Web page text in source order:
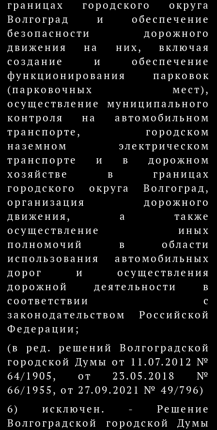
границах городского округа
Волгоград и обеспечение
безопасности дорожного
движения на них, включая
создание и обеспечение
функционирования парковок
(парковочных мест),
осуществление муниципального
контроля на автомобильном
транспорте, городском
наземном электрическом
транспорте и в дорожном
хозяйстве в границах
городского округа Волгоград,
организация дорожного
движения, а также
осуществление иных
полномочий в области
использования автомобильных
дорог и осуществления
дорожной деятельности в
соответствии с
законодательством Российской
Федерации;
(в ред. решений Волгоградской
городской Думы от 11.07.2012 №
64/1905, от 23.05.2018 №
66/1955, от 27.09.2021 № 49/796)
6) исключен. - Решение
Волгоградской городской Думы